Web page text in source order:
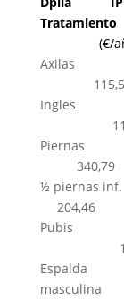
Tratamiento
(€/
Axilas
Ingles
Piernas
340,79
½ piernas inf.
204,46
Pubis
Espalda
masculina